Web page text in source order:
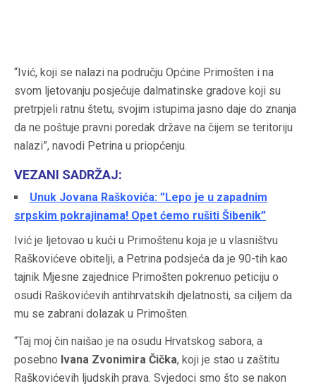
“Ivić, koji se nalazi na području Općine Primošten i na
svom ljetovanju posjećuje dalmatinske gradove koji su
pretrpjeli ratnu štetu, svojim istupima jasno daje do znanja
da ne poštuje pravni poredak države na čijem se teritoriju
nalazi”, navodi Petrina u priopćenju.
VEZANI SADRŽAJ:
Unuk Jovana Raškovića: ”Lepo je u zapadnim
srpskim pokrajinama! Opet ćemo rušiti Šibenik”
Ivić je ljetovao u kući u Primoštenu koja je u vlasništvu
Raškovićeve obitelji, a Petrina podsjeća da je 90-tih kao
tajnik Mjesne zajednice Primošten pokrenuo peticiju o
osudi Raškovićevih antihrvatskih djelatnosti, sa ciljem da
mu se zabrani dolazak u Primošten.
“Taj moj čin naišao je na osudu Hrvatskog sabora, a
posebno Ivana Zvonimira Čička, koji je stao u zaštitu
Raškovićevih ljudskih prava. Svjedoci smo što se nakon